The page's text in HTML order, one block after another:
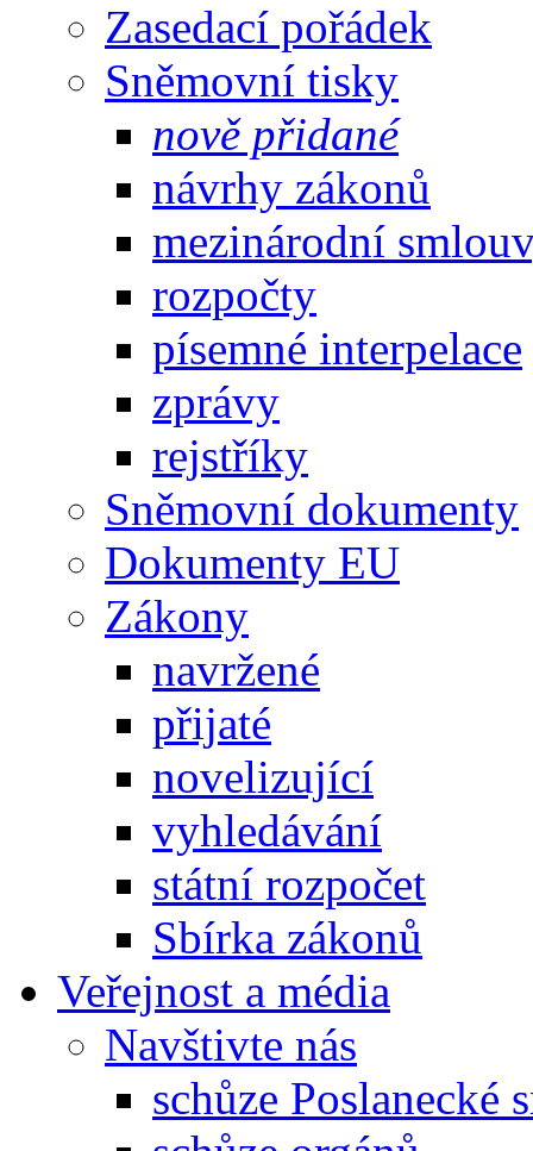
Zasedací pořádek
Sněmovní tisky
nově přidané
návrhy zákonů
mezinárodní
rozpočty
písemné interpelace
zprávy
rejstříky
Sněmovní dokumenty
Dokumenty EU
Zákony
navržené
přijaté
novelizující
vyhledávání
státní rozpočet
Sbírka zákonů
Veřejnost a média
Navštivte nás
schůze Poslanecké